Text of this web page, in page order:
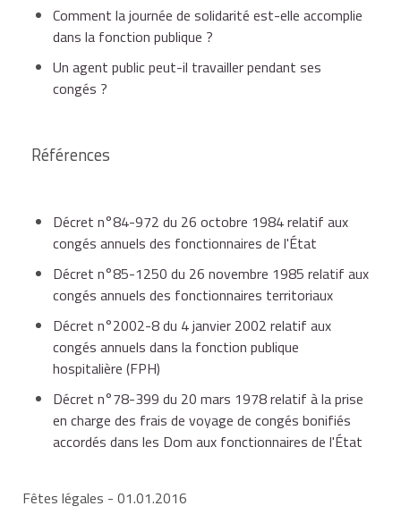
À noter
un fonctionnaire titulaire, originaire d'un département
d'outre-mer (Dom) peut bénéficier, sous certaines
Exemples au prorata du temps travaillé
de
travail
travaillés par
semaine
Congés annuels
Temps
plein
(100 %)
5 jours
25 jours(5 x 5 jours
de travail par
Temps
(80 %)
20 jours(5 x 4 jours
congés
sauf dans certains cas particuliers.
En principe, les congés annuels ne peuvent pas être
reportés d'une année sur l'autre, sauf autorisation
exceptionnelle de l'administration employeur.
congés de maladie ou accident de service font
Sous certaines conditions, les congés non pris au titre
d'une année peuvent alimenter un compte épargne-
temps (CET).
Un congé non pris ne donne lieu à aucune indemnité
compensatrice, sauf dans certains cas pour un agent
non titulaire.
Comment la journée de solidarité est-elle accomplie
dans la fonction publique ?
Un agent public peut-il travailler pendant ses
congés ?
Références
Décret n°84-972 du 26 octobre 1984 relatif aux
congés annuels des fonctionnaires de l'État
Décret n°85-1250 du 26 novembre 1985 relatif aux
congés annuels des fonctionnaires territoriaux
Décret n°2002-8 du 4 janvier 2002 relatif aux
congés annuels dans la fonction publique
hospitalière (FPH)
Décret n°78-399 du 20 mars 1978 relatif à la prise
en charge des frais de voyage de congés bonifiés
accordés dans les Dom aux fonctionnaires de l'État
Fêtes légales - 01.01.2016